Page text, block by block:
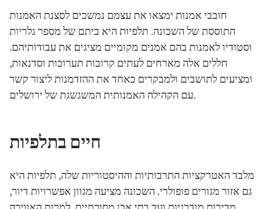
חובבי אמנות ימצאו את עצמם נמשכים לסצנת האמנות
התוססת של השכונה. תלפיות היא ביתם של מספר גלריות
וסטודיו לאמנות בהם אמנים מקומיים מציגים את עבודותיהם.
חללים אלה מארחים לעתים קרובות תערוכות וסדנאות,
ומציעים לתושבים ולמבקרים כאחד את ההזדמנות ליצור קשר
עם הקהילה האמנותית המשגשגת של ירושלים.
חיים בתלפיות
מלבד האטרקציות התרבותיות וההיסטוריות שלה, תלפיות היא
גם אזור מגורים פופולרי. השכונה מציעה מגוון אפשרויות דיור,